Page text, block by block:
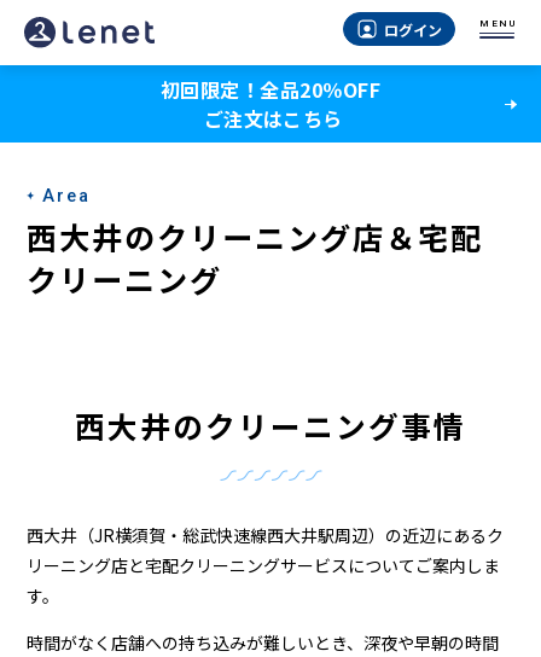
西
大
の
宅
配
ク
ログイン MENU
初回限定！全品20％OFF
ご注文はこちら
Area
西大井のクリーニング店＆宅配
クリーニング
西大井のクリーニング事情
西大井（JR横須賀・総武快速線西大井駅周辺）の近辺にあるク
リーニング店と宅配クリーニングサービスについてご案内しま
す。
時間がなく店舗への持ち込みが難しいとき、深夜や早朝の時間